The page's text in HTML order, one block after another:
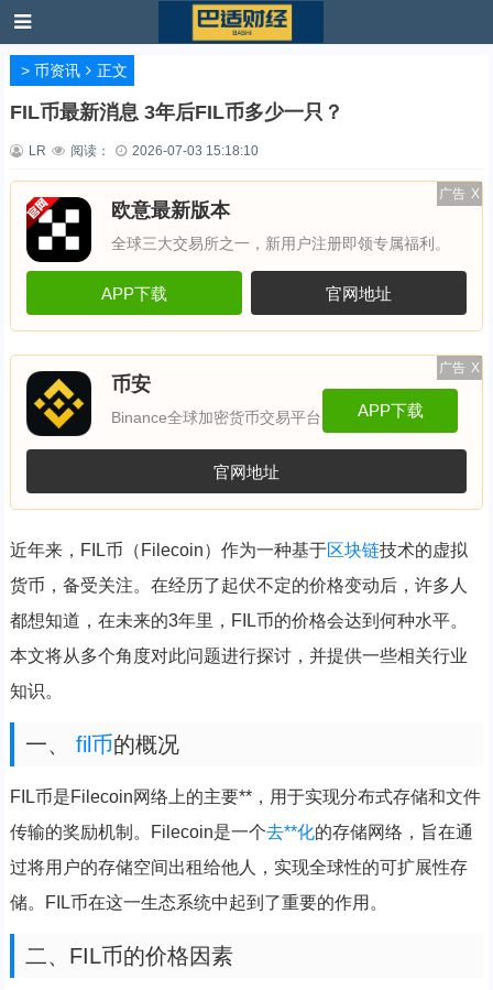
> 币资讯 正文
FIL币最新消息 3年后FIL币多少一只？
LR 阅读： 2026-07-03 15:18:10
广告 X
欧意最新版本
全球三大交易所之一，新用户注册即领专属福利。
APP下载 官网地址
广告 X
币安
Binance全球加密货币交易平台 APP下载
官网地址
近年来，FIL币（Filecoin）作为一种基于区块链技术的虚拟
货币，备受关注。在经历了起伏不定的价格变动后，许多人
都想知道，在未来的3年里，FIL币的价格会达到何种水平。
本文将从多个角度对此问题进行探讨，并提供一些相关行业
知识。
一、 fil币的概况
FIL币是Filecoin网络上的主要**，用于实现分布式存储和文件
传输的奖励机制。Filecoin是一个去**化的存储网络，旨在通
过将用户的存储空间出租给他人，实现全球性的可扩展性存
储。FIL币在这一生态系统中起到了重要的作用。
二、FIL币的价格因素